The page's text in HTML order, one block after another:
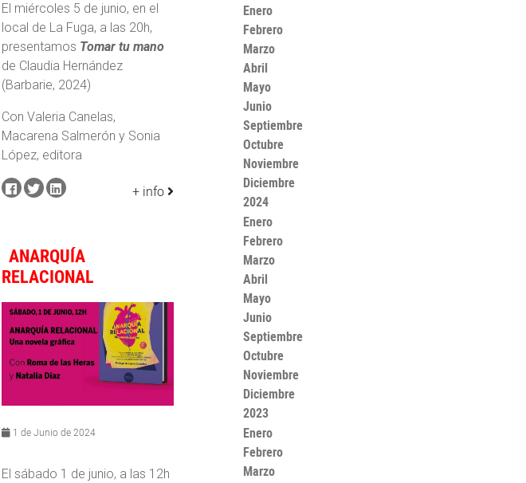
El miércoles 5 de junio, en el
local de La Fuga, a las 20h,
presentamos Tomar tu mano
de Claudia Hernández
(Barbarie, 2024)
Con Valeria Canelas,
Macarena Salmerón y Sonia
López, editora
+ info
ANARQUÍA
RELACIONAL
1 de Junio de 2024
El sábado 1 de junio, a las 12h
Enero
Febrero
Marzo
Abril
Mayo
Junio
Septiembre
Octubre
Noviembre
Diciembre
2024
Enero
Febrero
Marzo
Abril
Mayo
Junio
Septiembre
Octubre
Noviembre
Diciembre
2023
Enero
Febrero
Marzo